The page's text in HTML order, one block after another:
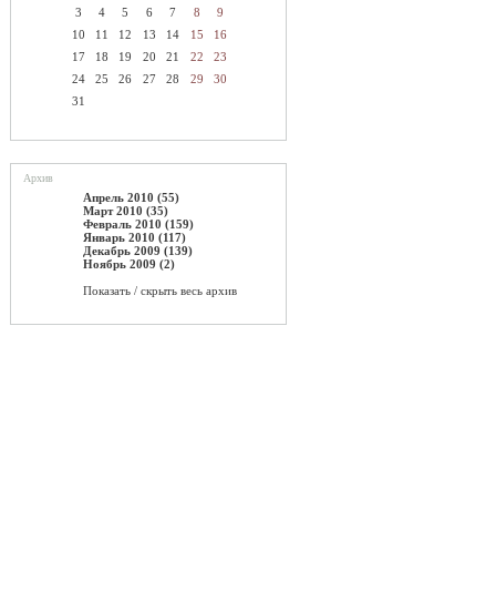
3
4 5 6 7 8
9
10
11 12 13 14 15
16
17
18 19 20 21 22
23
24
25 26 27 28 29
30
31
Архив
Апрель 2010 (55)
Март 2010 (35)
Февраль 2010 (159)
Январь 2010 (117)
Декабрь 2009 (139)
Ноябрь 2009 (2)
Показать / скрыть весь архив